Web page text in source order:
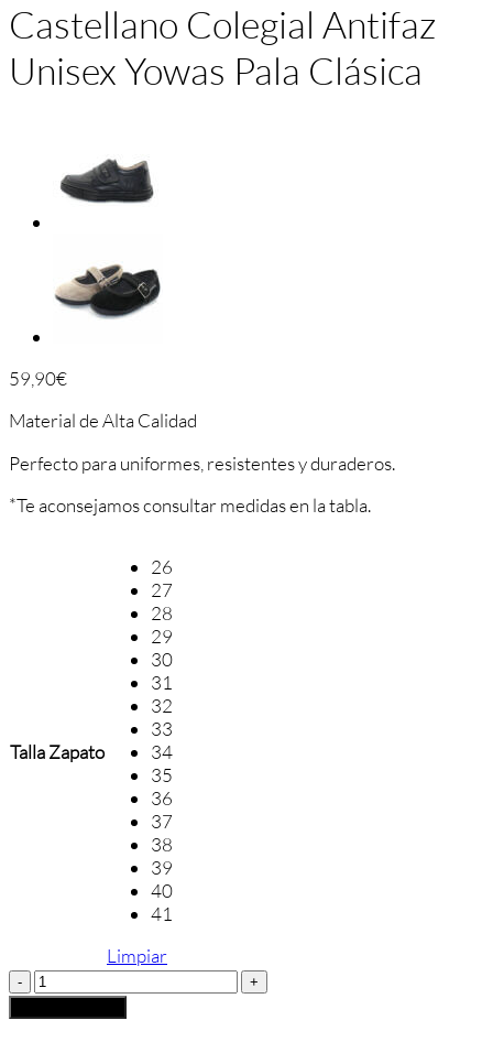
Castellano Colegial Antifaz
Unisex Yowas Pala Clásica
59,90€
Material de Alta Calidad
Perfecto para uniformes, resistentes y duraderos.
*Te aconsejamos consultar medidas en la tabla.
Talla Zapato
26
27
28
29
30
31
32
33
34
35
36
37
38
39
40
41
Limpiar
Castellano
Colegial
Antifaz